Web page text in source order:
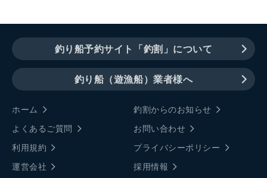
釣り船予約サイト「釣割」について
釣り船（遊漁船）業者様へ
ホーム
釣割からのお知らせ
よくあるご質問
お問い合わせ
利用規約
プライバシーポリシー
運営会社
採用情報